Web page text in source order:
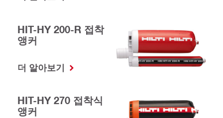
HIT-HY 200-R 접착
앵커
더 알아보기
HIT-HY 270 접착식
앵커